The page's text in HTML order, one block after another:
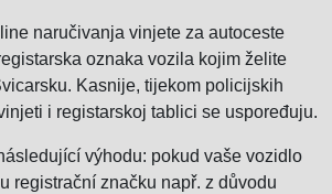
naručivanja vinjete za autoceste
oznaka vozila kojim želite
Kasnije, tijekom policijskih
i registarskoj tablici se uspoređuju.
výhodu: pokud vaše vozidlo
registrační značku např. z důvodu